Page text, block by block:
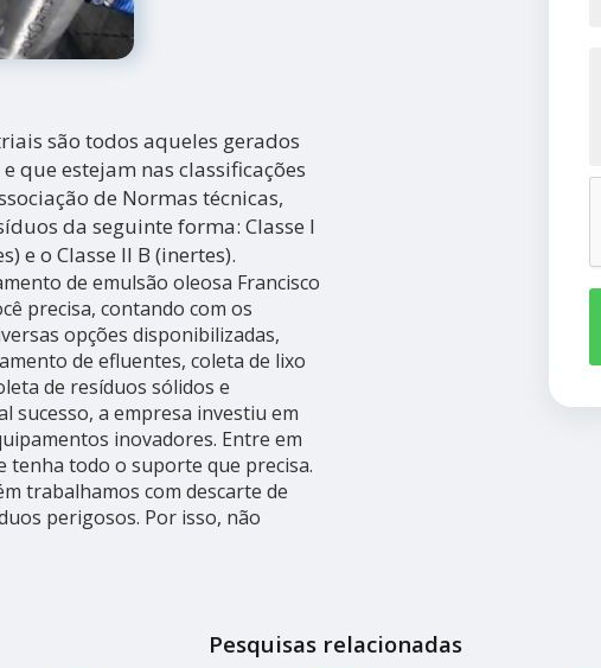
são todos aqueles gerados
que estejam nas classificações
de Normas técnicas,
da seguinte forma: Classe I
e o Classe II B (inertes).
de emulsão oleosa Francisco
precisa, contando com os
opções disponibilizadas,
de efluentes, coleta de lixo
de resíduos sólidos e
sucesso, a empresa investiu em
inovadores. Entre em
tenha todo o suporte que precisa.
trabalhamos com descarte de
perigosos. Por isso, não
Pesquisas relacionadas